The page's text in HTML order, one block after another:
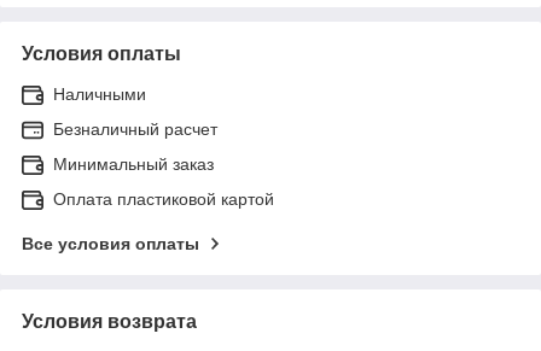
Условия оплаты
Наличными
Безналичный расчет
Минимальный заказ
Оплата пластиковой картой
Все условия оплаты
Условия возврата